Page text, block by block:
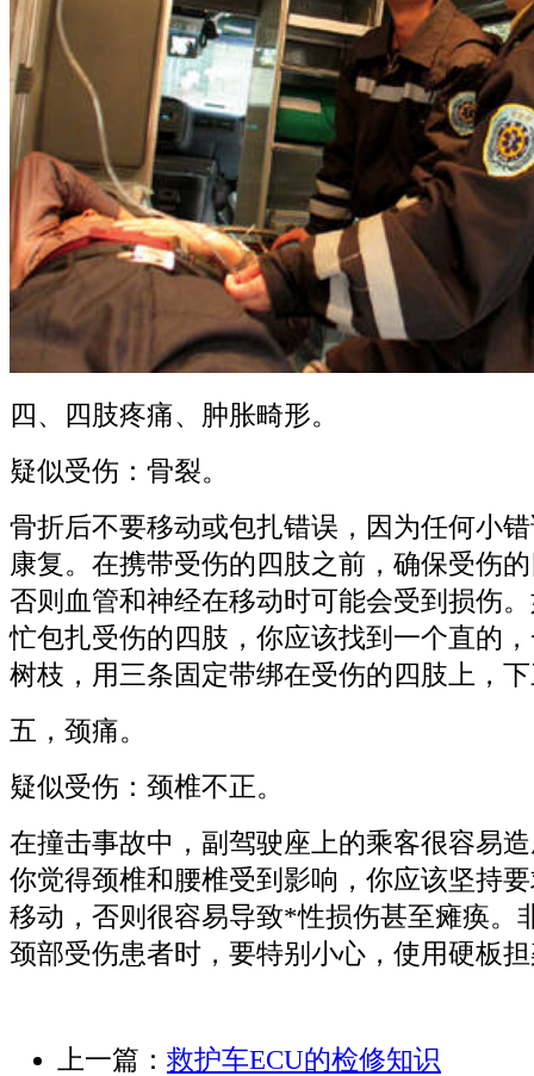
四、四肢疼痛、肿胀畸形。
疑似受伤：骨裂。
骨折后不要移动或包扎错误，因为任何小
康复。在携带受伤的四肢之前，确保受伤
否则血管和神经在移动时可能会受到损伤
忙包扎受伤的四肢，你应该找到一个直的
树枝，用三条固定带绑在受伤的四肢上，
五，颈痛。
疑似受伤：颈椎不正。
在撞击事故中，副驾驶座上的乘客很容易
你觉得颈椎和腰椎受到影响，你应该坚持
移动，否则很容易导致*性损伤甚至瘫痪。
颈部受伤患者时，要特别小心，使用硬板
上一篇： 救护车ECU的检修知识